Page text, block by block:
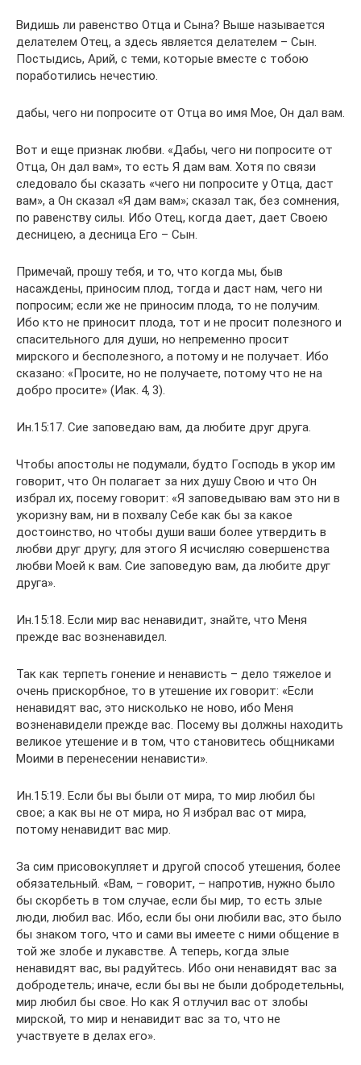
Видишь ли равенство Отца и Сына? Выше называется
делателем Отец, а здесь является делателем – Сын.
Постыдись, Арий, с теми, которые вместе с тобою
поработились нечестию.
дабы, чего ни попросите от Отца во имя Мое, Он дал вам.
Вот и еще признак любви. «Дабы, чего ни попросите от
Отца, Он дал вам», то есть Я дам вам. Хотя по связи
следовало бы сказать «чего ни попросите у Отца, даст
вам», а Он сказал «Я дам вам»; сказал так, без сомнения,
по равенству силы. Ибо Отец, когда дает, дает Своею
десницею, а десница Его – Сын.
Примечай, прошу тебя, и то, что когда мы, быв
насаждены, приносим плод, тогда и даст нам, чего ни
попросим; если же не приносим плода, то не получим.
Ибо кто не приносит плода, тот и не просит полезного и
спасительного для души, но непременно просит
мирского и бесполезного, а потому и не получает. Ибо
сказано: «Просите, но не получаете, потому что не на
добро просите» (Иак. 4, 3).
Ин.15:17. Сие заповедаю вам, да любите друг друга.
Чтобы апостолы не подумали, будто Господь в укор им
говорит, что Он полагает за них душу Свою и что Он
избрал их, посему говорит: «Я заповедываю вам это ни в
укоризну вам, ни в похвалу Себе как бы за какое
достоинство, но чтобы души ваши более утвердить в
любви друг другу; для этого Я исчисляю совершенства
любви Моей к вам. Сие заповедую вам, да любите друг
друга».
Ин.15:18. Если мир вас ненавидит, знайте, что Меня
прежде вас возненавидел.
Так как терпеть гонение и ненависть – дело тяжелое и
очень прискорбное, то в утешение их говорит: «Если
ненавидят вас, это нисколько не ново, ибо Меня
возненавидели прежде вас. Посему вы должны находить
великое утешение и в том, что становитесь общниками
Моими в перенесении ненависти».
Ин.15:19. Если бы вы были от мира, то мир любил бы
свое; а как вы не от мира, но Я избрал вас от мира,
потому ненавидит вас мир.
За сим присовокупляет и другой способ утешения, более
обязательный. «Вам, – говорит, – напротив, нужно было
бы скорбеть в том случае, если бы мир, то есть злые
люди, любил вас. Ибо, если бы они любили вас, это было
бы знаком того, что и сами вы имеете с ними общение в
той же злобе и лукавстве. А теперь, когда злые
ненавидят вас, вы радуйтесь. Ибо они ненавидят вас за
добродетель; иначе, если бы вы не были добродетельны,
мир любил бы свое. Но как Я отлучил вас от злобы
мирской, то мир и ненавидит вас за то, что не
участвуете в делах его».